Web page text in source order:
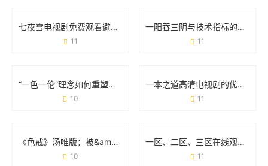
七夜雪电视剧免费观看避坑指南：这5个方法让你追剧不花冤枉钱
11
一阳吞三阴与技术指标的关系：看懂这个信号，你就赢了半个市场
11
“一色一伦”理念如何重塑一区二区三区发展格局？
10
一本之道高清电视剧的优点：为什么它成了你的追剧首选？
11
《色戒》汤唯版：被&amp;quot;无删减&amp;quot;改变的电影命运
10
一区、二区、三区在线观看：你的选择真的适合自己吗？
11